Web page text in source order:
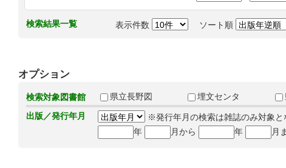
検索結果一覧 表示件数 ソート順
オプション
検索対象図書館 県立長野図 埋文センタ
出版／発行年月
※発行年月の検索は雑誌のみ対象と
年
月から 年 月